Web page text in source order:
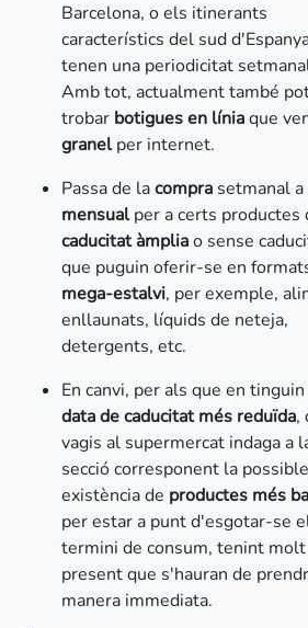
Barcelona, o els itinerants
característics del sud
tenen una periodicitat
Amb tot, actualment també
trobar botigues en líniaque
granelper internet.
Passa de lacompra setmanal a
mensualper a certs productes
caducitat àmpliao sense
que puguin oferir-se en
mega-estalvi, per exemple,
enllaunats, líquids de neteja,
detergents, etc.
En canvi, per als que en
data de caducitat més reduïda,
vagis al supermercat indaga a
secció corresponent la possible
existència de productes més
per estar a punt d'esgotar-se
termini de consum, tenint molt
present que s'hauran de
manera immediata.